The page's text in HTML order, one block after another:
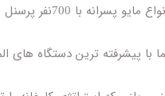
با پیشرفته ترین دستگاه های